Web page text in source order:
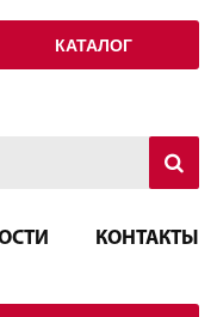
КАТАЛОГ
КОНТАКТЫ